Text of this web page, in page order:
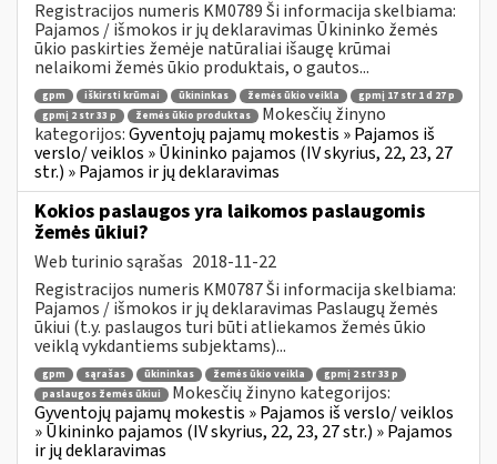
Registracijos numeris KM0789 Ši informacija skelbiama:
Pajamos / išmokos ir jų deklaravimas Ūkininko žemės
ūkio paskirties žemėje natūraliai išaugę krūmai
nelaikomi žemės ūkio produktais, o gautos...
gpm iškirsti krūmai ūkininkas žemės ūkio veikla
gpmį 17 str 1 d 27 p
gpmį 2 str 33 p
žemės ūkio produktas
Mokesčių žinyno
kategorijos:Gyventojų pajamų mokestis » Pajamos iš
verslo/ veiklos » Ūkininko pajamos (IV skyrius, 22, 23, 27
str.) » Pajamos ir jų deklaravimas
Kokios paslaugos yra laikomos paslaugomis
žemės ūkiui?
Web turinio sąrašas 2018-11-22
Registracijos numeris KM0787 Ši informacija skelbiama:
Pajamos / išmokos ir jų deklaravimas Paslaugų žemės
ūkiui (t.y. paslaugos turi būti atliekamos žemės ūkio
veiklą vykdantiems subjektams)...
gpm sąrašas ūkininkas žemės ūkio veikla
gpmį 2 str 33 p
paslaugos žemės ūkiui
Mokesčių žinyno kategorijos:
Gyventojų pajamų mokestis » Pajamos iš verslo/ veiklos
» Ūkininko pajamos (IV skyrius, 22, 23, 27 str.) » Pajamos
ir jų deklaravimas